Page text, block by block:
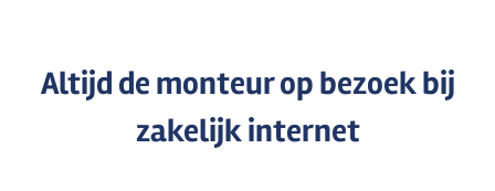
Altijd de monteur op bezoek bij
zakelijk internet